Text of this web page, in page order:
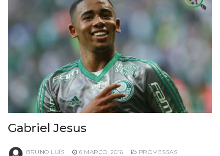
Gabriel Jesus
BRUNO LUÍS 6 MARÇO, 2016 PROMESSAS